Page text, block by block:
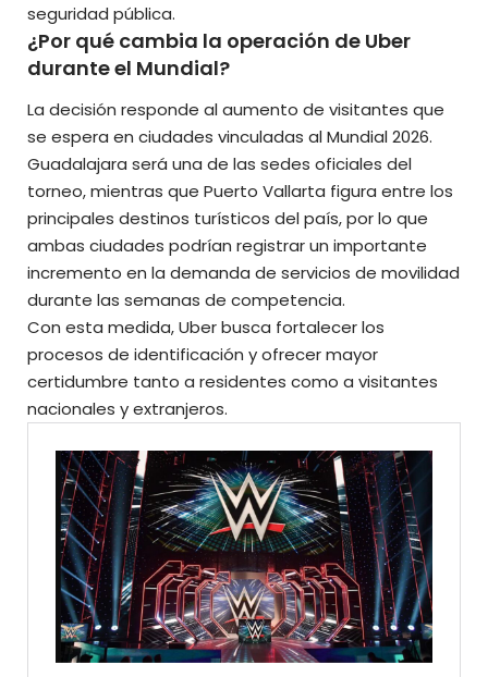
seguridad pública.
¿Por qué cambia la operación de Uber
durante el Mundial?
La decisión responde al aumento de visitantes que
se espera en ciudades vinculadas al Mundial 2026.
Guadalajara será una de las sedes oficiales del
torneo, mientras que Puerto Vallarta figura entre los
principales destinos turísticos del país, por lo que
ambas ciudades podrían registrar un importante
incremento en la demanda de servicios de movilidad
durante las semanas de competencia.
Con esta medida, Uber busca fortalecer los
procesos de identificación y ofrecer mayor
certidumbre tanto a residentes como a visitantes
nacionales y extranjeros.